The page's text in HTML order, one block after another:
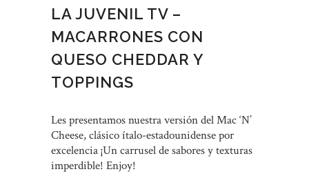
LA JUVENIL TV –
MACARRONES CON
QUESO CHEDDAR Y
TOPPINGS
Les presentamos nuestra versión del Mac ‘N’
Cheese, clásico ítalo-estadounidense por
excelencia ¡Un carrusel de sabores y texturas
imperdible! Enjoy!